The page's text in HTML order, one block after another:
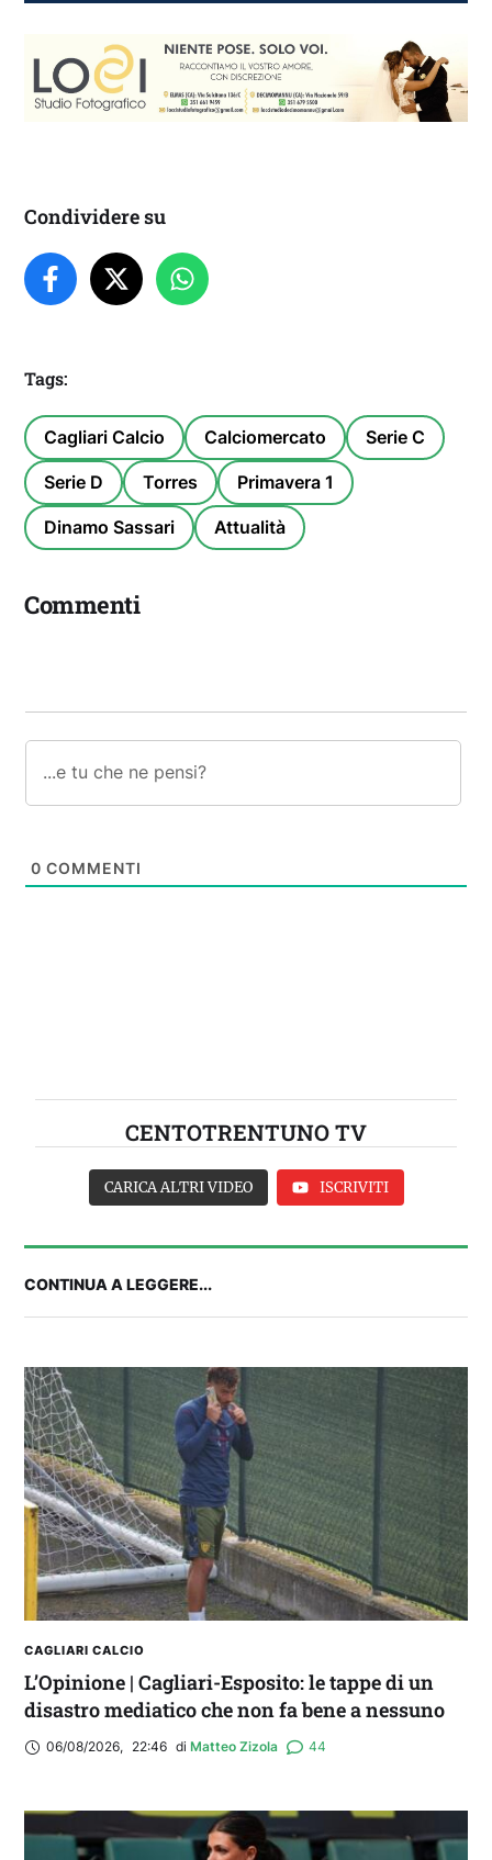
Condividere su
Tags:
Cagliari Calcio Calciomercato Serie C
Serie D Torres Primavera 1
Dinamo Sassari Attualità
Commenti
0 COMMENTI
CENTOTRENTUNO TV
Balliana: “Firmare con la Bora è come andare al
Real Madrid. Ora obiettivo Lunigiana”
CARICA ALTRI VIDEO ISCRIVITI
CONTINUA A LEGGERE...
CAGLIARI CALCIO
L’Opinione | Cagliari-Esposito: le tappe di un
disastro mediatico che non fa bene a nessuno
06/08/2026, 22:46 di Matteo Zizola 44